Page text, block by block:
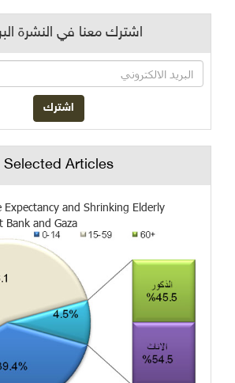
اشترك معنا في النشرة
Selected Articles
Expectancy and Shrinking Elderly
Bank and Gaza